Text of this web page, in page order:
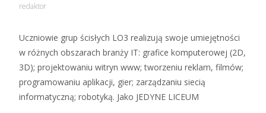
redaktor
Uczniowie grup ścisłych LO3 realizują swoje umiejętności
w różnych obszarach branży IT: grafice komputerowej (2D,
3D); projektowaniu witryn www; tworzeniu reklam, filmów;
programowaniu aplikacji, gier; zarządzaniu siecią
informatyczną; robotyką. Jako JEDYNE LICEUM